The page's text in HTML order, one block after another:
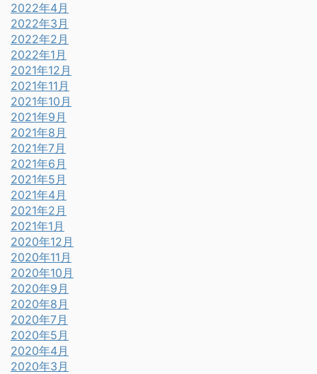
2022年4月
2022年3月
2022年2月
2022年1月
2021年12月
2021年11月
2021年10月
2021年9月
2021年8月
2021年7月
2021年6月
2021年5月
2021年4月
2021年2月
2021年1月
2020年12月
2020年11月
2020年10月
2020年9月
2020年8月
2020年7月
2020年5月
2020年4月
2020年3月